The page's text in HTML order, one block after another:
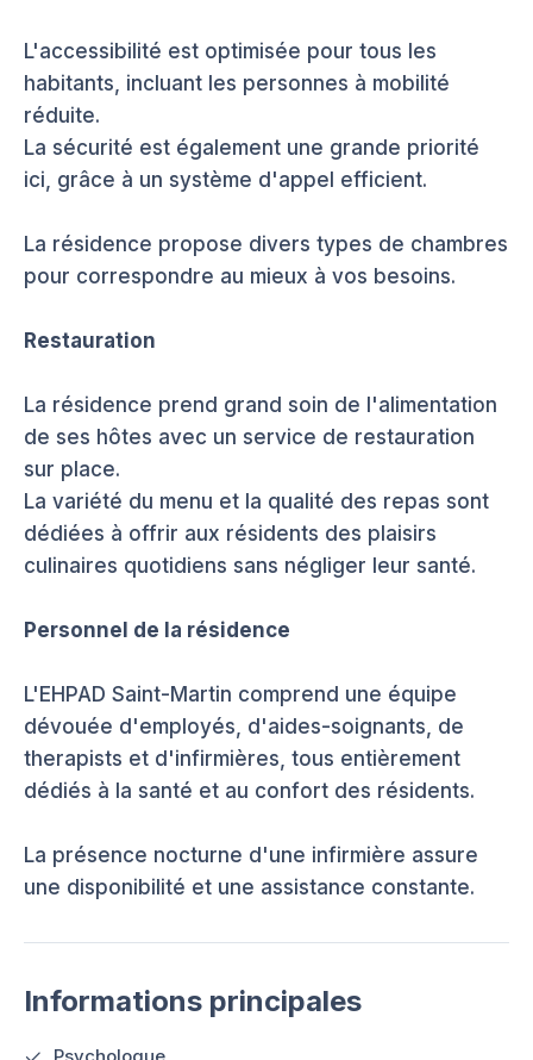
L'accessibilité est optimisée pour tous les
habitants, incluant les personnes à mobilité
réduite.
La sécurité est également une grande priorité
ici, grâce à un système d'appel efficient.
La résidence propose divers types de chambres
pour correspondre au mieux à vos besoins.
Restauration
La résidence prend grand soin de l'alimentation
de ses hôtes avec un service de restauration
sur place.
La variété du menu et la qualité des repas sont
dédiées à offrir aux résidents des plaisirs
culinaires quotidiens sans négliger leur santé.
Personnel de la résidence
L'EHPAD Saint-Martin comprend une équipe
dévouée d'employés, d'aides-soignants, de
therapists et d'infirmières, tous entièrement
dédiés à la santé et au confort des résidents.
La présence nocturne d'une infirmière assure
une disponibilité et une assistance constante.
Informations principales
Psychologue